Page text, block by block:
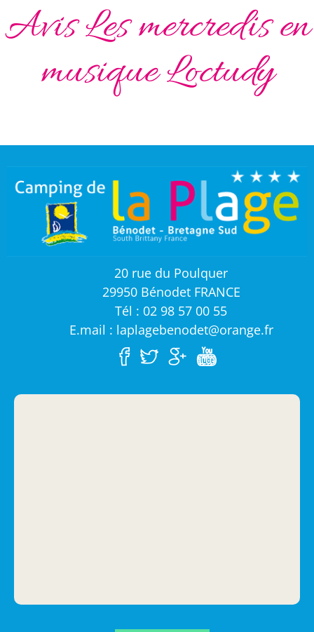
Avis Les mercredis en
musique Loctudy
20 rue du Poulquer
29950 Bénodet FRANCE
Tél : 02 98 57 00 55
E.mail : laplagebenodet@orange.fr